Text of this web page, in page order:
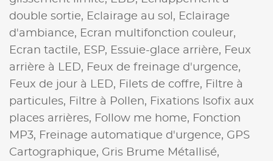
double sortie, Eclairage au sol, Eclairage
d'ambiance, Ecran multifonction couleur,
Ecran tactile, ESP, Essuie-glace arrière, Feux
arrière à LED, Feux de freinage d'urgence,
Feux de jour à LED, Filets de coffre, Filtre à
particules, Filtre à Pollen, Fixations Isofix aux
places arrières, Follow me home, Fonction
MP3, Freinage automatique d'urgence, GPS
Cartographique, Gris Brume Métallisé,